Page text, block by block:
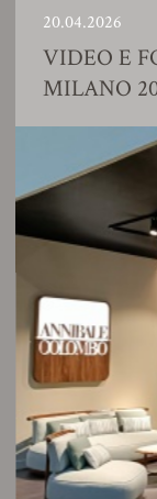
20.04.2026
VIDEO E
MILANO 2026